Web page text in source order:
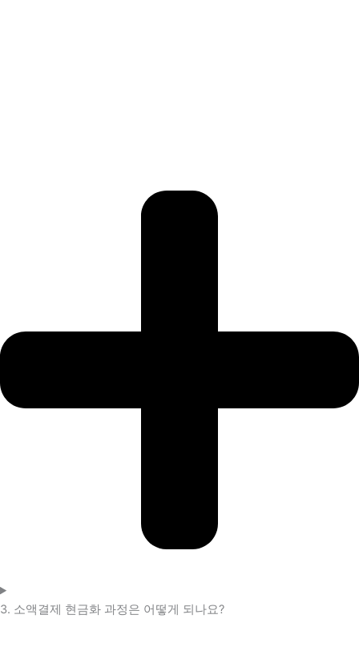
3. 소액결제 현금화 과정은 어떻게 되나요?